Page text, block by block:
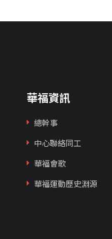
華福資訊
總幹事
中心聯絡同工
華福會歌
華福運動歷史淵源